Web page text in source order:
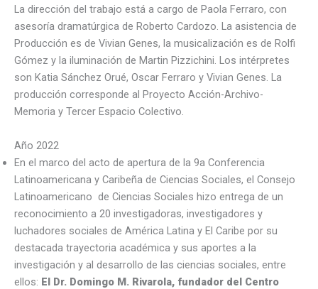
La dirección del trabajo está a cargo de Paola Ferraro, con
asesoría dramatúrgica de Roberto Cardozo. La asistencia de
Producción es de Vivian Genes, la musicalización es de Rolfi
Gómez y la iluminación de Martin Pizzichini. Los intérpretes
son Katia Sánchez Orué, Oscar Ferraro y Vivian Genes. La
producción corresponde al Proyecto Acción-Archivo-
Memoria y Tercer Espacio Colectivo.
Año 2022
En el marco del acto de apertura de la 9a Conferencia
Latinoamericana y Caribeña de Ciencias Sociales, el Consejo
Latinoamericano de Ciencias Sociales hizo entrega de un
reconocimiento a 20 investigadoras, investigadores y
luchadores sociales de América Latina y El Caribe por su
destacada trayectoria académica y sus aportes a la
investigación y al desarrollo de las ciencias sociales, entre
ellos: El Dr. Domingo M. Rivarola, fundador del Centro